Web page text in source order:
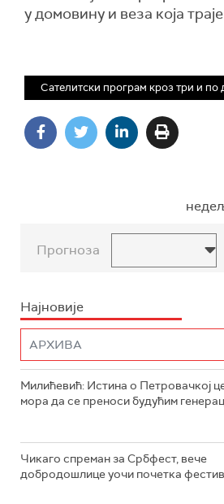
у домовину и веза која
Сателитски програм кроз три и по
Прогноза
Најновије
Милићевић: Истина о Петровачкој
мора да се преноси будућим
Чикаго спреман за Србфест, вече
добродошлице уочи почетка